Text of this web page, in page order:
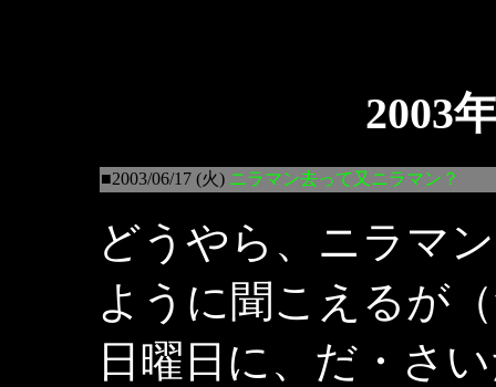
2003
■2003/06/17 (火) ニラマン去って又ニラマン？
どうやら、ニラマ
ように聞こえるが
日曜日に、だ・さ